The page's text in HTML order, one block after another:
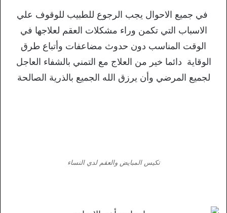
في جميع الاحوال يجب الرجوع للطبيب للوقوف علي
الاسباب التي تكمن وراء مشكلات العقم لعلاجها في
الوقت المناسب دون حدوث مضاعفات وأتباع طرق
الوقاية دائما خير من العلاج مع التمني بالشفاء العاجل
لجميع المرضي وأن يرزق الله الجميع بالذرية الصالحة
تكيس المبايض والعقم لدي النساء